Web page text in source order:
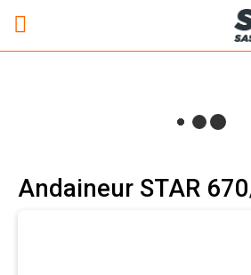
Andaineur STAR